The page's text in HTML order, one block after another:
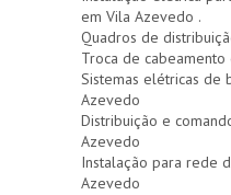
em Vila Azevedo .
Quadros de
Troca de
Sistemas elétricas de
Azevedo
Distribuição e
Azevedo
Instalação para rede
Azevedo